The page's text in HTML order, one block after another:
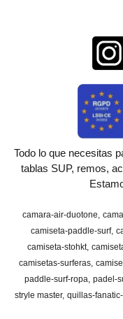
Todo lo que necesitas
tablas SUP, remos,
camara-air-duotone
camiseta-paddle-surf
camiseta-stohkt
camisetas-surferas
paddle-surf-ropa padel-
stryle master quillas-